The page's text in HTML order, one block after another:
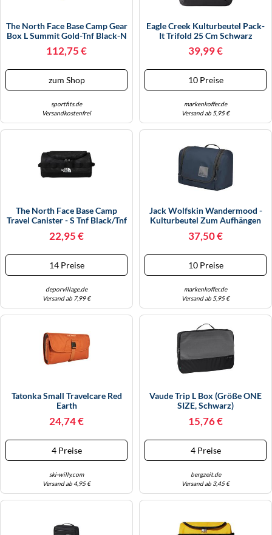
The North Face Base Camp Gear
Box L Summit Gold-Tnf Black-N
(4WP) OS
112,75 €
zum Shop
sportfits.de
Versandkostenfrei
Eagle Creek Kulturbeutel Pack-
It Trifold 25 Cm Schwarz
39,99 €
10 Preise
markenkoffer.de
Versand ab 5,95 €
The North Face Base Camp
Travel Canister - S Tnf Black/tnf
22,95 €
14 Preise
deporvillage.de
Versand ab 7,99 €
Jack Wolfskin Wandermood -
Kulturbeutel Zum Aufhängen
37,50 €
10 Preise
markenkoffer.de
Versand ab 5,95 €
Tatonka Small Travelcare Red
Earth
24,74 €
4 Preise
ski-willy.com
Versand ab 4,95 €
Vaude Trip L Box (Größe ONE
SIZE, Schwarz)
15,76 €
4 Preise
bergzeit.de
Versand ab 3,45 €